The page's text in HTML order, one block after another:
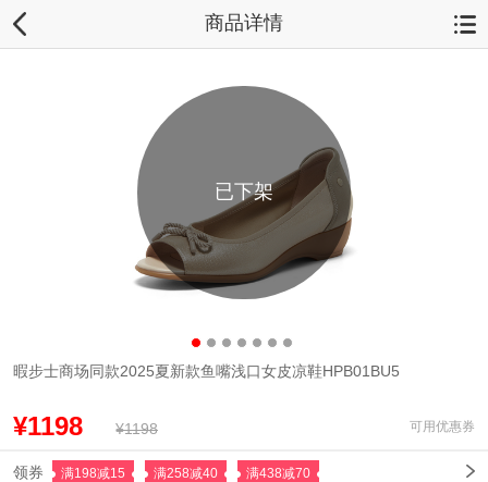
商品详情
已下架
暇步士商场同款2025夏新款鱼嘴浅口女皮凉鞋HPB01BU5
¥1198 ¥1198 可用优惠券
领券 满198减15 满258减40 满438减70